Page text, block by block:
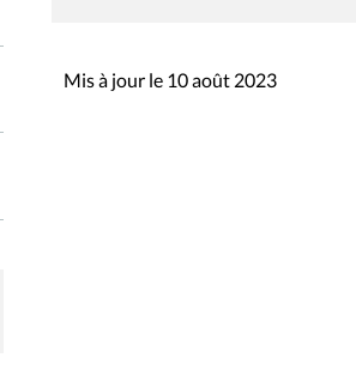
Mis à jour le 10 août 2023